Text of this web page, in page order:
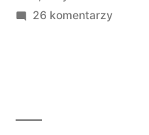
26 komentarzydo